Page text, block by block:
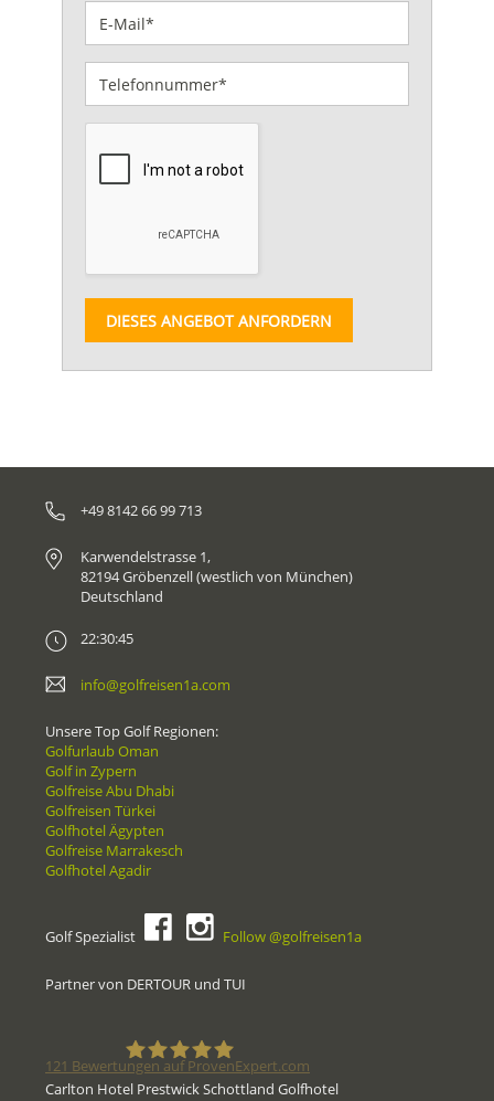
DIESES ANGEBOT ANFORDERN
+49 8142 66 99 713
Karwendelstrasse 1,
82194 Gröbenzell (westlich von München)
Deutschland
22:30:45
info@golfreisen1a.com
Unsere Top Golf Regionen:
Golfurlaub Oman
Golf in Zypern
Golfreise Abu Dhabi
Golfreisen Türkei
Golfhotel Ägypten
Golfreise Marrakesch
Golfhotel Agadir
Golf Spezialist Follow @golfreisen1a
Partner von DERTOUR und TUI
121 Bewertungen auf ProvenExpert.com
Carlton Hotel Prestwick Schottland Golfhotel